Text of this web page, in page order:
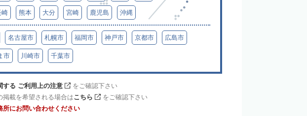
崎 熊本 大分 宮崎 鹿児島 沖縄
名古屋市 札幌市 福岡市 神戸市 京都市 広島市
市 川崎市 千葉市
する ご利用上の注意
をご確認下さい
掲載を希望される場合はこちら
をご確認下さい
所にお問い合わせください